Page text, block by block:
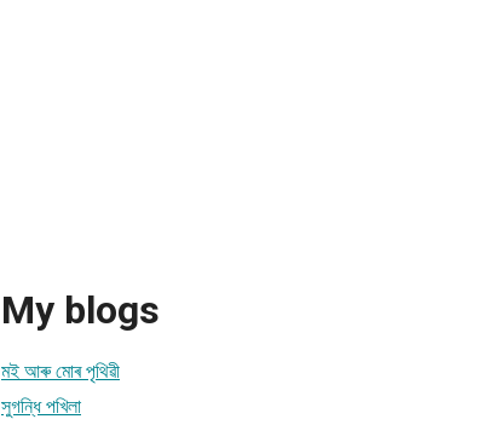
My blogs
মই আৰু মোৰ পৃথিৱী
সুগন্ধি পখিলা